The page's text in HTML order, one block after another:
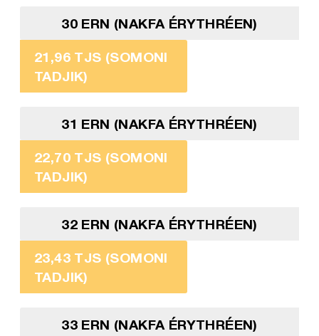
30 ERN (NAKFA ÉRYTHRÉEN)
21,96 TJS (SOMONI
TADJIK)
31 ERN (NAKFA ÉRYTHRÉEN)
22,70 TJS (SOMONI
TADJIK)
32 ERN (NAKFA ÉRYTHRÉEN)
23,43 TJS (SOMONI
TADJIK)
33 ERN (NAKFA ÉRYTHRÉEN)